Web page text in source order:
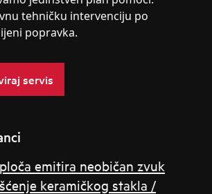
tehničku intervenciju po
popravka.
servis
emitira neobičan zvuk
keramičkog stakla /